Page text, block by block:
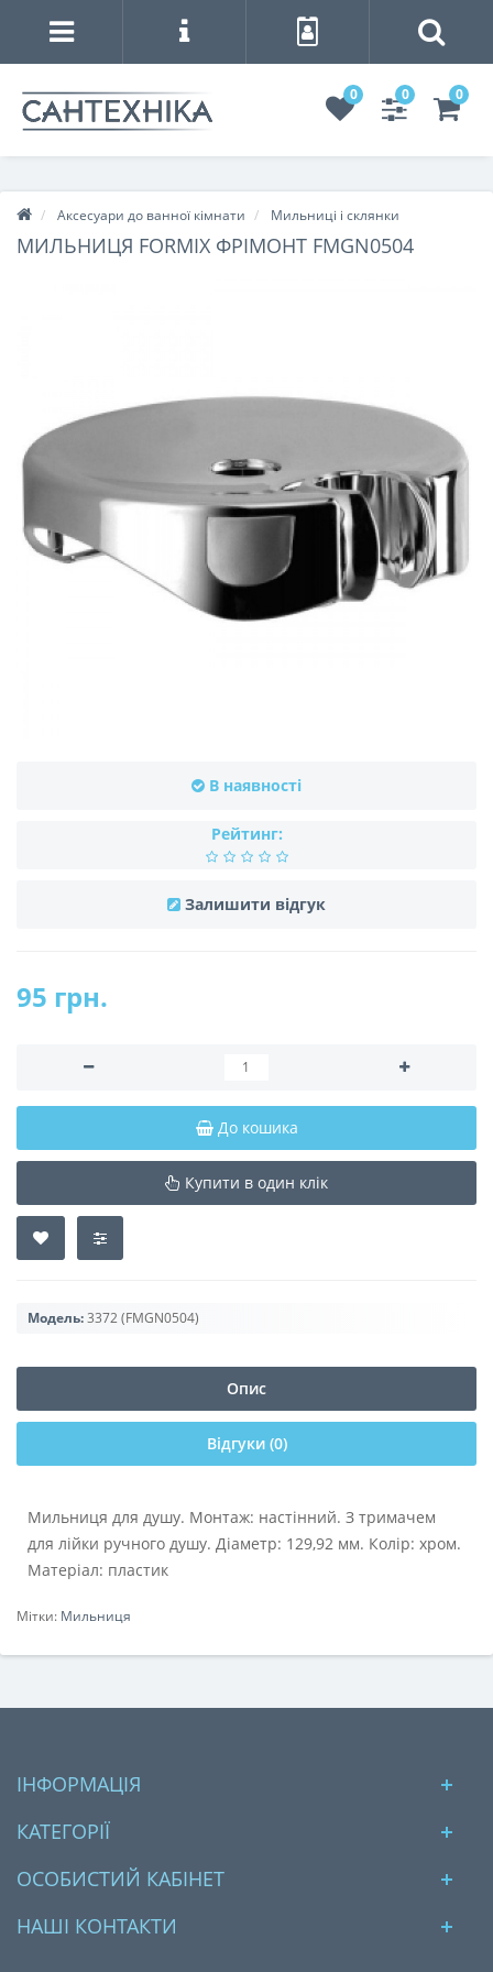
0 0 0
Аксесуари до ванної кімнати Мильниці і склянки
МИЛЬНИЦЯ FORMIX ФРІМОНТ FMGN0504
В наявності
Рейтинг:
Залишити відгук
95 грн.
До кошика
Купити в один клік
Модель:3372 (FMGN0504)
Опис
Відгуки (0)
Мильниця для душу. Монтаж: настінний. З тримачем
для лійки ручного душу. Діаметр: 129,92 мм. Колір: хром.
Матеріал: пластик
Мітки: Мильниця
ІНФОРМАЦІЯ
КАТЕГОРІЇ
ОСОБИСТИЙ КАБІНЕТ
НАШІ КОНТАКТИ